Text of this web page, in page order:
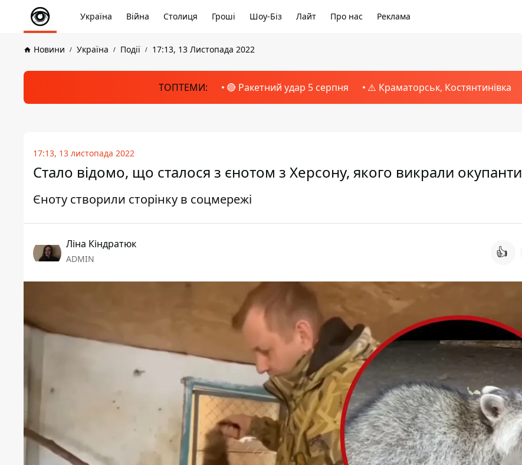
Україна Війна Столиця Гроші Шоу-Біз Лайт Про нас Реклама
Новини Україна Події 17:13, 13 Листопада 2022
ТОПТЕМИ: 🔴 Ракетний удар 5 серпня ⚠️ Краматорськ, Костянтинівка
17:13, 13 листопада 2022
Стало відомо, що сталося з єнотом з Херсону, якого викрали окупанти
Єноту створили сторінку в соцмережі
Ліна Кіндратюк
ADMIN 👍